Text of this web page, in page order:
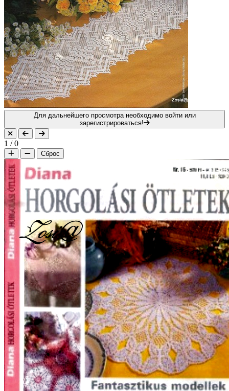
Для дальнейшего просмотра необходимо войти или
зарегистрироваться!
1 /0
Сброс